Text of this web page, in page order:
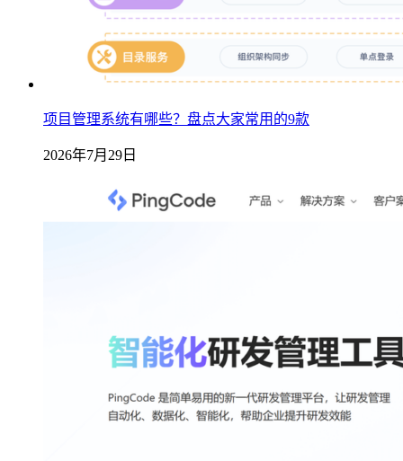
项目管理系统有哪些？盘点大家常用的9款
2026年7月29日